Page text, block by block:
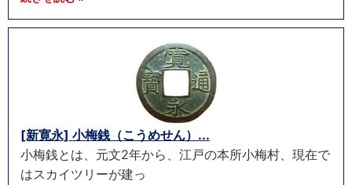
[新寛永] 小梅銭（こうめせん）...
小梅銭とは、元文2年から、江戸の本所小梅村、現在で
はスカイツリーが建っ